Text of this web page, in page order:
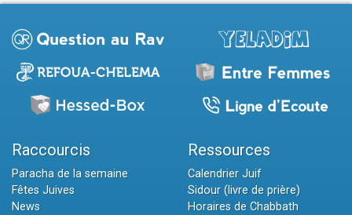
Raccourcis
Paracha de la semaine
Fêtes Juives
News
Ressources
Calendrier Juif
Sidour (livre de prière)
Horaires de Chabbath